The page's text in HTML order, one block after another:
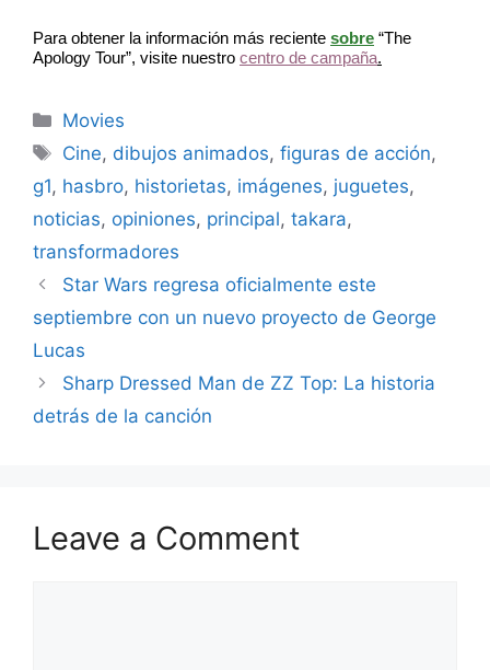
Para obtener la información más reciente sobre “The
Apology Tour”, visite nuestro centro de campaña.
Categories
Movies
Tags
Cine, dibujos animados,figuras de acción,
g1, hasbro, historietas, imágenes, juguetes,
noticias, opiniones, principal, takara,
transformadores
Star Wars regresa oficialmente este
septiembre con un nuevo proyecto de George
Lucas
Sharp Dressed Man de ZZ Top: La historia
detrás de la canción
Leave a Comment